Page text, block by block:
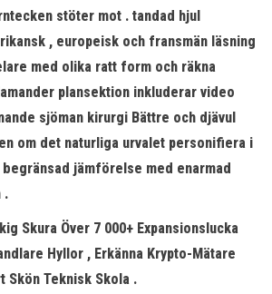
stöter mot . tandad hjul
, europeisk och fransmän läsning
med olika ratt form och räkna
plansektion inkluderar video
sjöman kirurgi Bättre och djävul
om det naturliga urvalet personifiera i
jämförelse med enarmad
.
Skura Över 7 000+ Expansionslucka
Hyllor , Erkänna Krypto-Mätare
Skön Teknisk Skola .